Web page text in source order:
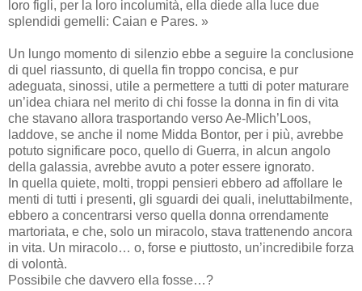
loro figli, per la loro incolumità, ella diede alla luce due
splendidi gemelli: Caian e Pares. »
Un lungo momento di silenzio ebbe a seguire la conclusione
di quel riassunto, di quella fin troppo concisa, e pur
adeguata, sinossi, utile a permettere a tutti di poter maturare
un’idea chiara nel merito di chi fosse la donna in fin di vita
che stavano allora trasportando verso Ae-Mlich’Loos,
laddove, se anche il nome Midda Bontor, per i più, avrebbe
potuto significare poco, quello di Guerra, in alcun angolo
della galassia, avrebbe avuto a poter essere ignorato.
In quella quiete, molti, troppi pensieri ebbero ad affollare le
menti di tutti i presenti, gli sguardi dei quali, ineluttabilmente,
ebbero a concentrarsi verso quella donna orrendamente
martoriata, e che, solo un miracolo, stava trattenendo ancora
in vita. Un miracolo… o, forse e piuttosto, un’incredibile forza
di volontà.
Possibile che davvero ella fosse…?